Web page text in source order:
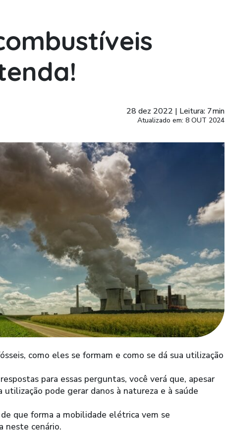
28 dez 2022 | Leitura: 7min
Atualizado em: 8 OUT 2024
como eles se formam e como se dá sua utilização
para essas perguntas, você verá que, apesar
pode gerar danos à natureza e à saúde
que forma a mobilidade elétrica vem se
neste cenário.